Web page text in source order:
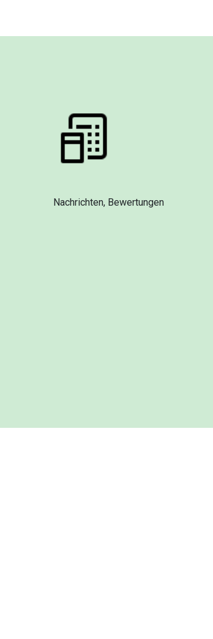
Nachrichten, Bewertungen